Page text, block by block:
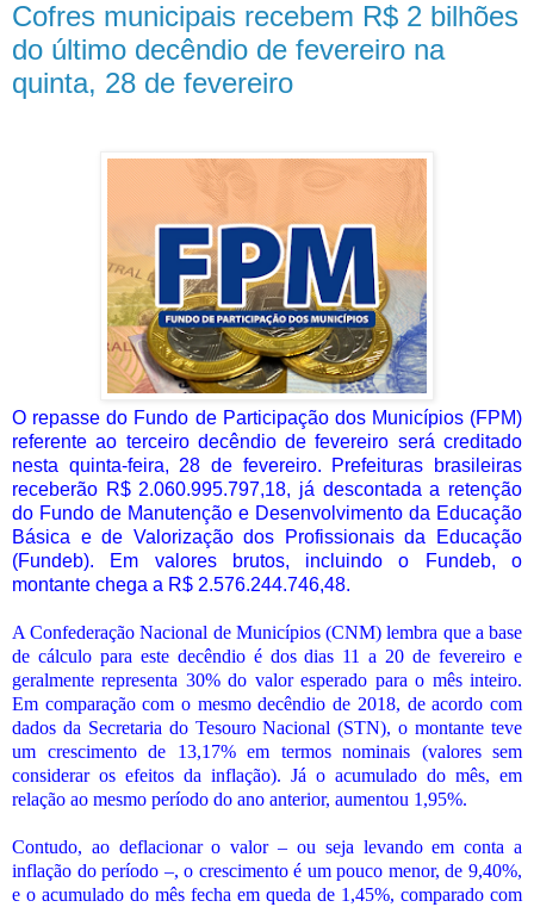
Cofres municipais recebem R$ 2 bilhões
do último decêndio de fevereiro na
quinta, 28 de fevereiro
O repasse do Fundo de Participação dos Municípios (FPM)
referente ao terceiro decêndio de fevereiro será creditado
nesta quinta-feira, 28 de fevereiro. Prefeituras brasileiras
receberão R$ 2.060.995.797,18, já descontada a retenção
do Fundo de Manutenção e Desenvolvimento da Educação
Básica e de Valorização dos Profissionais da Educação
(Fundeb). Em valores brutos, incluindo o Fundeb, o
montante chega a R$ 2.576.244.746,48.
A Confederação Nacional de Municípios (CNM) lembra que a base
de cálculo para este decêndio é dos dias 11 a 20 de fevereiro e
geralmente representa 30% do valor esperado para o mês inteiro.
Em comparação com o mesmo decêndio de 2018, de acordo com
dados da Secretaria do Tesouro Nacional (STN), o montante teve
um crescimento de 13,17% em termos nominais (valores sem
considerar os efeitos da inflação). Já o acumulado do mês, em
relação ao mesmo período do ano anterior, aumentou 1,95%.
Contudo, ao deflacionar o valor – ou seja levando em conta a
inflação do período –, o crescimento é um pouco menor, de 9,40%,
e o acumulado do mês fecha em queda de 1,45%, comparado com